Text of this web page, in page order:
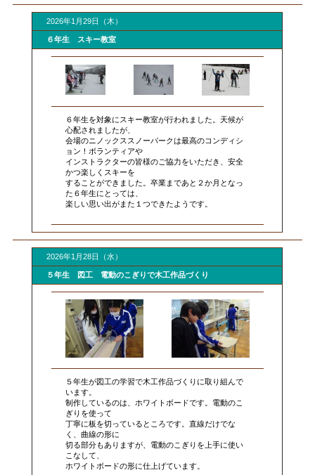
2026年1月29日（木）
６年生 スキー教室
６年生を対象にスキー教室が行われました。天候が
心配されましたが、
会場のニノックススノーパークは最高のコンディシ
ョン！ボランティアや
インストラクターの皆様のご協力をいただき、安全
かつ楽しくスキーを
することができました。卒業まであと２か月となっ
た６年生にとっては、
楽しい思い出がまた１つできたようです。
2026年1月28日（水）
５年生 図工 電動のこぎりで木工作品づくり
５年生が図工の学習で木工作品づくりに取り組んで
います。
制作しているのは、ホワイトボードです。電動のこ
ぎりを使って
丁寧に板を切っているところです。直線だけでな
く、曲線の形に
切る部分もありますが、電動のこぎりを上手に使い
こなして、
ホワイトボードの形に仕上げています。